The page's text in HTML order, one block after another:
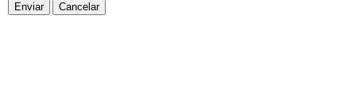
Enviar Cancelar